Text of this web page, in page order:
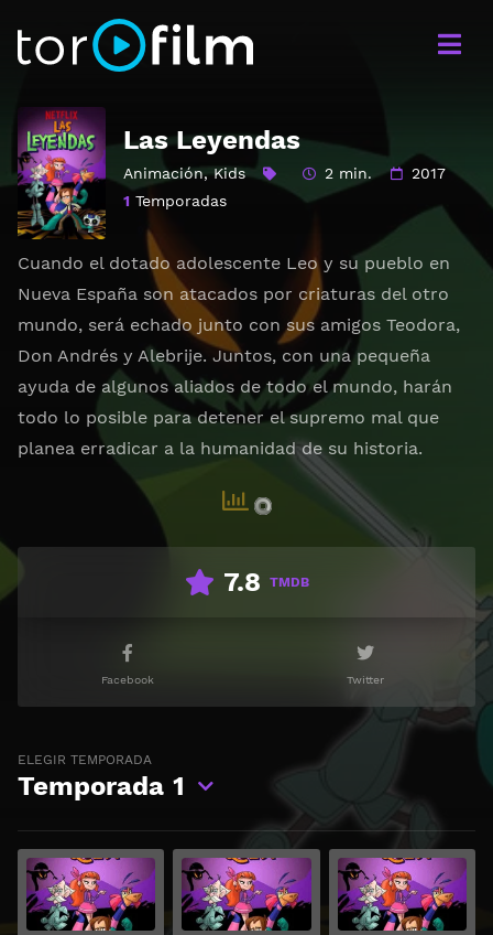
Las Leyendas
Animación,Kids 2 min.
2017
1 Temporadas
Cuando el dotado adolescente Leo y su pueblo en
Nueva España son atacados por criaturas del otro
mundo, será echado junto con sus amigos Teodora,
Don Andrés y Alebrije. Juntos, con una pequeña
ayuda de algunos aliados de todo el mundo, harán
todo lo posible para detener el supremo mal que
planea erradicar a la humanidad de su historia.
7.8 TMDB
Facebook Twitter
ELEGIR TEMPORADA
Temporada 1
Ver Ver